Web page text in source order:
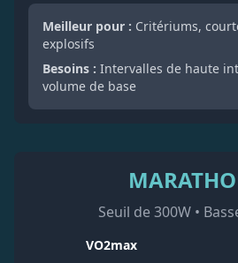
Meilleur pour : Critériums,
explosifs
Besoins : Intervalles de haute
volume de base
Seuil de 300W •
VO2max